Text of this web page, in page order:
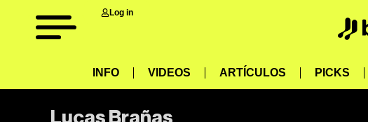
Log in
INFO VIDEOS ARTÍCULOS PICKS
Lucas Brañas